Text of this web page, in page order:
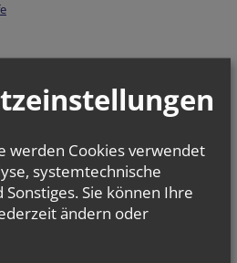
werden Cookies verwendet
systemtechnische
Sie können Ihre
ändern oder